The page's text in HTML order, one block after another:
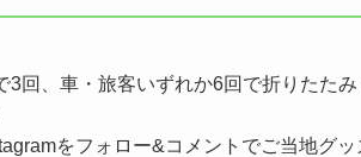
3回、車・旅客いずれか6回で折りたた
をフォロー&コメントでご当地グ